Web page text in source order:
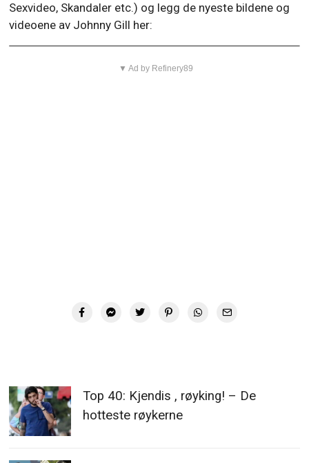
Sexvideo, Skandaler etc.) og legg de nyeste bildene og
videoene av Johnny Gill her:
▼ Ad by Refinery89
Top 40: Kjendis , røyking! – De
hotteste røykerne